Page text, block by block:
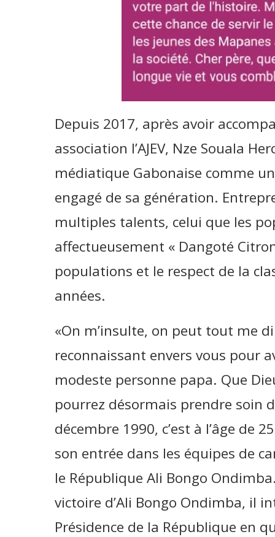
Depuis 2017, après avoir
association l’AJEV, Nze Souala
médiatique Gabonaise comme
engagé de sa génération.
multiples talents, celui que les
affectueusement « Dangoté
populations et le respect de la
années.
«On m’insulte, on peut tout me
reconnaissant envers vous pour
modeste personne papa. Que
pourrez désormais prendre soin
décembre 1990, c’est à l’âge de
son entrée dans les équipes de
le République Ali Bongo
victoire d’Ali Bongo Ondimba, il
Présidence de la République en